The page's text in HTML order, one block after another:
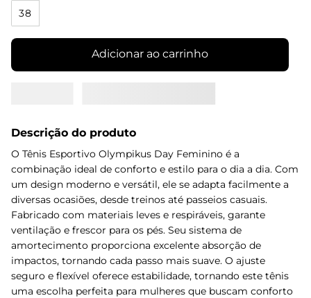
38
Adicionar ao carrinho
Descrição do produto
O Tênis Esportivo Olympikus Day Feminino é a
combinação ideal de conforto e estilo para o dia a dia. Com
um design moderno e versátil, ele se adapta facilmente a
diversas ocasiões, desde treinos até passeios casuais.
Fabricado com materiais leves e respiráveis, garante
ventilação e frescor para os pés. Seu sistema de
amortecimento proporciona excelente absorção de
impactos, tornando cada passo mais suave. O ajuste
seguro e flexível oferece estabilidade, tornando este tênis
uma escolha perfeita para mulheres que buscam conforto